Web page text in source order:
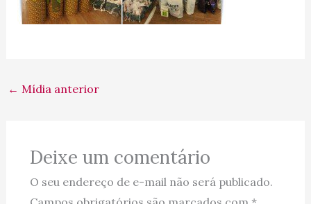
← Mídia anterior
Deixe um comentário
O seu endereço de e-mail não será publicado.